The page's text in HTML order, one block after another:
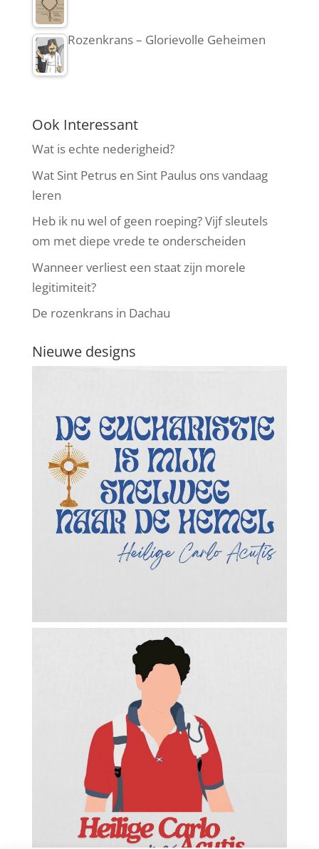
Rozenkrans – Glorievolle Geheimen
Ook Interessant
Wat is echte nederigheid?
Wat Sint Petrus en Sint Paulus ons vandaag
leren
Heb ik nu wel of geen roeping? Vijf sleutels
om met diepe vrede te onderscheiden
Wanneer verliest een staat zijn morele
legitimiteit?
De rozenkrans in Dachau
Nieuwe designs